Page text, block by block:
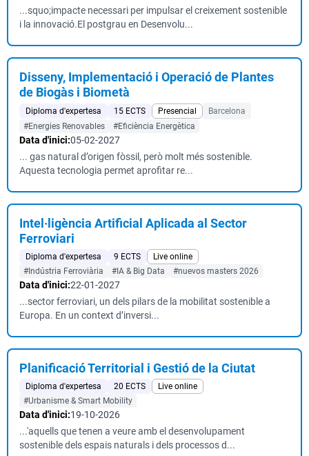
...squo;impacte necessari per impulsar el creixement sostenible
i la innovació.El postgrau en Desenvolu...
Disseny, Implementació i Operació de Plantes
de Biogàs i Biometà
Diploma d'expertesa 15 ECTS Presencial
Barcelona
#Energies Renovables
#Eficiència Energètica
Data d'inici:05-02-2027
... gas natural d’origen fòssil, però molt més sostenible.
Aquesta tecnologia permet aprofitar re...
Intel·ligència Artificial Aplicada al Sector
Ferroviari
Diploma d'expertesa 9 ECTS
Live online
#Indústria Ferroviària
#IA & Big Data #nuevos masters 2026
Data d'inici:22-01-2027
...sector ferroviari, un dels pilars de la mobilitat sostenible a
Europa. En un context d’inversi...
Planificació Territorial i Gestió de la Ciutat
Diploma d'expertesa 20 ECTS
Live online
#Urbanisme & Smart Mobility
Data d'inici:19-10-2026
...'aquells que tenen a veure amb el desenvolupament
sostenible dels espais naturals i dels processos d...